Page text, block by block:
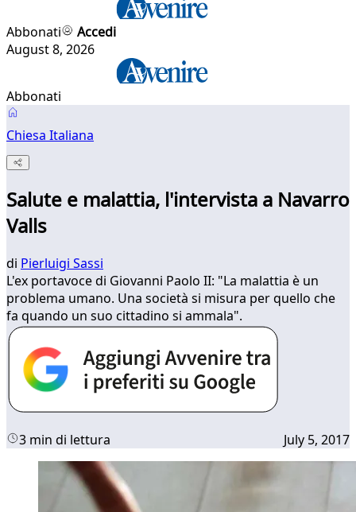
Abbonati
Accedi
August 8, 2026
Abbonati
Chiesa Italiana
Salute e malattia, l'intervista a Navarro
Valls
di Pierluigi Sassi
L'ex portavoce di Giovanni Paolo II: "La malattia è un
problema umano. Una società si misura per quello che
fa quando un suo cittadino si ammala".
3 min di lettura July 5, 2017